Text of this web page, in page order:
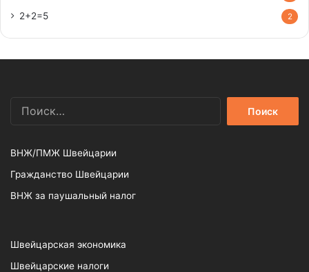
2+2=5 2
ВНЖ/ПМЖ Швейцарии
Гражданство Швейцарии
ВНЖ за паушальный налог
Швейцарская экономика
Швейцарские налоги